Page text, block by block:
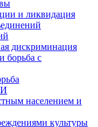
и ликвидация
дискриминация
борьба с
населением и
культуры